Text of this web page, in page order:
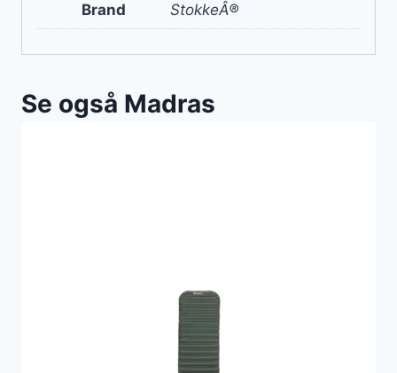
Brand StokkeÂ®
Se også Madras